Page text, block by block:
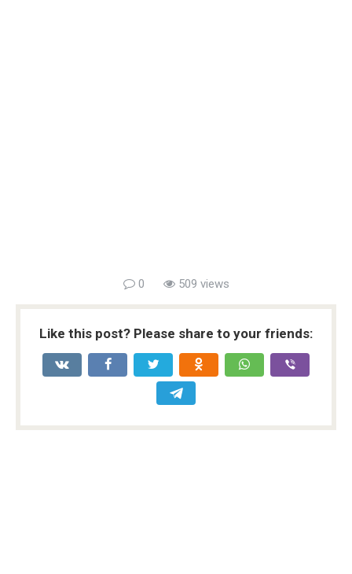
0 509 views
Like this post? Please share to your friends: